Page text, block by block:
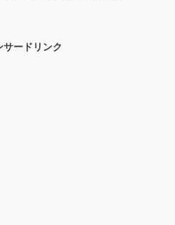
サードリンク